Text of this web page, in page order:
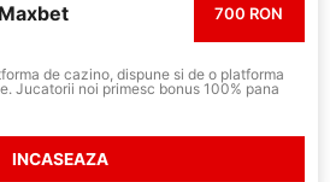
Maxbet 700 RON
de cazino, dispune si de o platforma
Jucatorii noi primesc bonus 100% pana
INCASEAZA